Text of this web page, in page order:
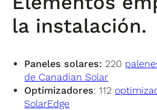
la instalación.
Paneles solares: 220
de Canadian Solar
Optimizadores: 112
SolarEdge